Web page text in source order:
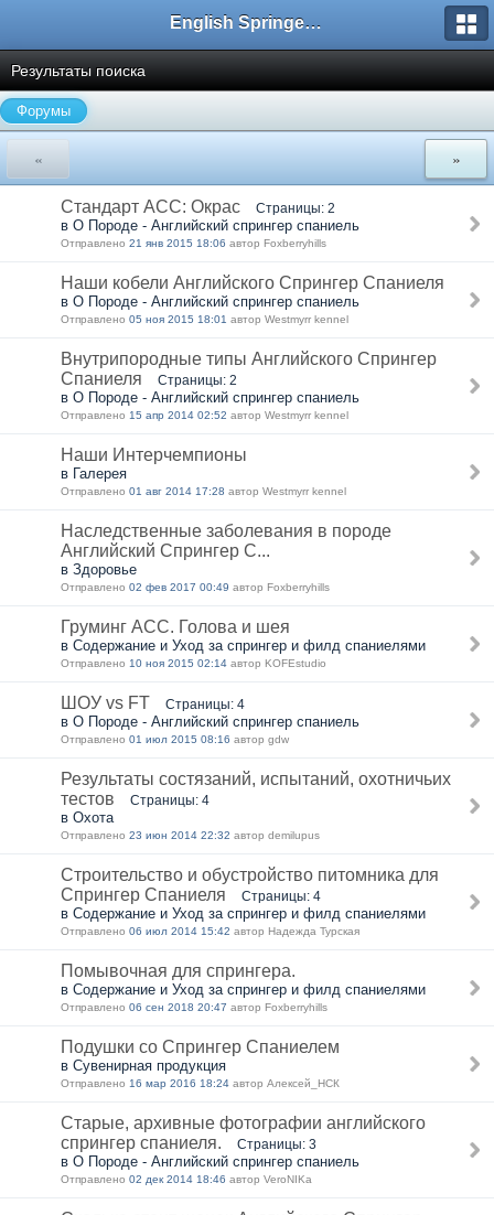
English Springer Spaniel Club
Результаты поиска
Форумы
« »
Стандарт АСС: Окрас Страницы: 2
в О Породе - Английский спрингер спаниель
Отправлено 21 янв 2015 18:06 автор Foxberryhills
Наши кобели Английского Спрингер Спаниеля
в О Породе - Английский спрингер спаниель
Отправлено 05 ноя 2015 18:01 автор Westmyrr kennel
Внутрипородные типы Английского Спрингер
Спаниеля
Страницы: 2
в О Породе - Английский спрингер спаниель
Отправлено 15 апр 2014 02:52 автор Westmyrr kennel
Наши Интерчемпионы
в Галерея
Отправлено 01 авг 2014 17:28 автор Westmyrr kennel
Наследственные заболевания в породе
Английский Спрингер С...
в Здоровье
Отправлено 02 фев 2017 00:49 автор Foxberryhills
Груминг АСС. Голова и шея
в Содержание и Уход за спрингер и филд спаниелями
Отправлено 10 ноя 2015 02:14 автор KOFEstudio
ШОУ vs FT Страницы: 4
в О Породе - Английский спрингер спаниель
Отправлено 01 июл 2015 08:16 автор gdw
Результаты состязаний, испытаний, охотничьих
тестов
Страницы: 4
в Охота
Отправлено 23 июн 2014 22:32 автор demilupus
Строительство и обустройство питомника для
Спрингер Спаниеля
Страницы: 4
в Содержание и Уход за спрингер и филд спаниелями
Отправлено 06 июл 2014 15:42 автор Надежда Турская
Помывочная для спрингера.
в Содержание и Уход за спрингер и филд спаниелями
Отправлено 06 сен 2018 20:47 автор Foxberryhills
Подушки со Спрингер Спаниелем
в Сувенирная продукция
Отправлено 16 мар 2016 18:24 автор Алексей_НСК
Старые, архивные фотографии английского
спрингер спаниеля.
Страницы: 3
в О Породе - Английский спрингер спаниель
Отправлено 02 дек 2014 18:46 автор VeroNIKa